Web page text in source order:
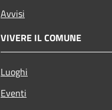
Avvisi
VIVERE IL COMUNE
Luoghi
Eventi